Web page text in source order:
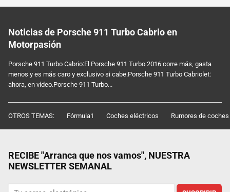
Noticias de Porsche 911 Turbo Cabrio en
Motorpasión
Porsche 911 Turbo Cabrio:El Porsche 911 Turbo 2016 corre más, gasta
menos y es más caro y exclusivo si cabe.Porsche 911 Turbo Cabriolet:
ahora, en vídeo.Porsche 911 Turbo...
OTROS TEMAS: Fórmula1 Coches eléctricos Rumores de coches
RECIBE "Arranca que nos vamos", NUESTRA
NEWSLETTER SEMANAL